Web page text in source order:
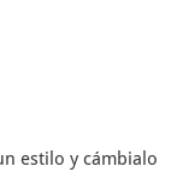
estilo y cámbialo